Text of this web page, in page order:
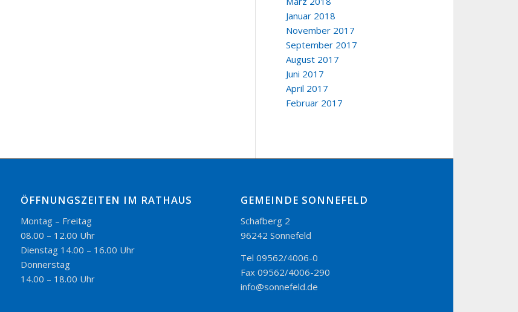
Januar 2018
November 2017
September 2017
August 2017
Juni 2017
April 2017
Februar 2017
ÖFFNUNGSZEITEN IM RATHAUS
Montag – Freitag
08.00 – 12.00 Uhr
Dienstag 14.00 – 16.00 Uhr
Donnerstag
14.00 – 18.00 Uhr
GEMEINDE SONNEFELD
Schafberg 2
96242 Sonnefeld
Tel 09562/4006-0
Fax 09562/4006-290
info@sonnefeld.de